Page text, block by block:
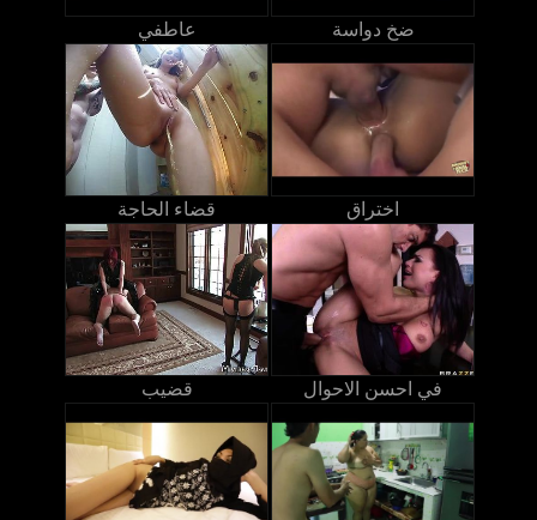
عاطفي ضخ دواسة
قضاء الحاجة اختراق
قضيب في احسن الاحوال